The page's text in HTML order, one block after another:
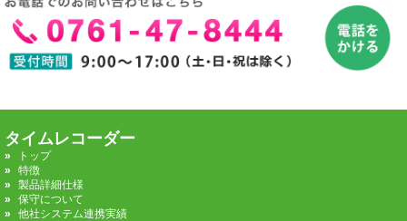
タイムレコーダー
トップ
特徴
製品詳細仕様
保守について
他社システム連携実績